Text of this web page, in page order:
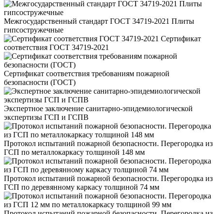
Межгосударственный стандарт ГОСТ 34719-2021 Плиты
гипсостружечные
Сертификат
соответствия ГОСТ 34719-2021
Сертификат соответствия требованиям пожарной
безопасности (ГОСТ)
Экспертное заключение санитарно-эпидемиологической
экспертизы ГСП и ГСПВ
Протокол испытаний пожарной безопасности. Перегородка из
ГСП по металлокаркасу толщиной 148 мм
Протокол испытаний пожарной безопасности. Перегородка из
ГСП по деревянному каркасу толщиной 74 мм